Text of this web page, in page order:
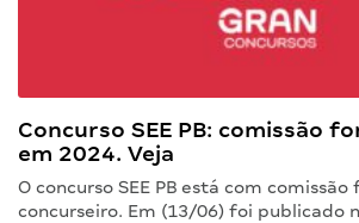
Concurso SEE PB: comissão
em 2024. Veja
O concurso SEE PB está com
concurseiro. Em (13/06) foi publicado